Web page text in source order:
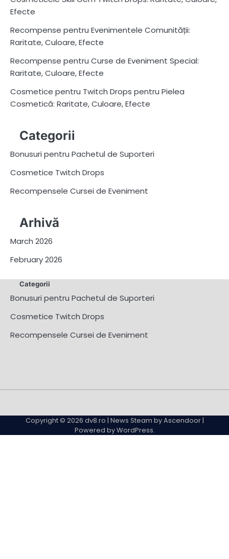
Efecte
Recompense pentru Evenimentele Comunității:
Raritate, Culoare, Efecte
Recompense pentru Curse de Eveniment Special:
Raritate, Culoare, Efecte
Cosmetice pentru Twitch Drops pentru Pielea
Cosmetică: Raritate, Culoare, Efecte
Categorii
Bonusuri pentru Pachetul de Suporteri
Cosmetice Twitch Drops
Recompensele Cursei de Eveniment
Arhivă
March 2026
February 2026
Categorii
Bonusuri pentru Pachetul de Suporteri
Cosmetice Twitch Drops
Recompensele Cursei de Eveniment
Us
Us
Policy
Policy
and
Conditions
Copyright © 2026 dv8.ro | News Steam byAscendoor|
Powered byWordPress.